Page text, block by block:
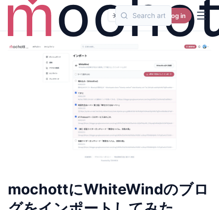
Log in
mochottにWhiteWindのブロ